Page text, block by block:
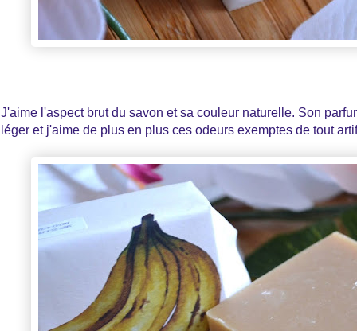
J'aime l'aspect brut du savon et sa couleur naturelle. Son
léger et j'aime de plus en plus ces odeurs exemptes de tout